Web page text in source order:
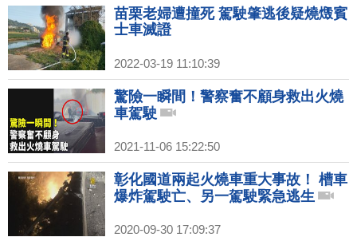
苗栗老婦遭撞死 駕駛肇逃後疑燒燬賓
士車滅證
2022-03-19 11:10:39
驚險一瞬間！警察奮不顧身救出火燒
車駕駛
2021-11-06 15:22:50
彰化國道兩起火燒車重大事故！ 槽車
爆炸駕駛亡、另一駕駛緊急逃生
2020-09-30 17:09:37